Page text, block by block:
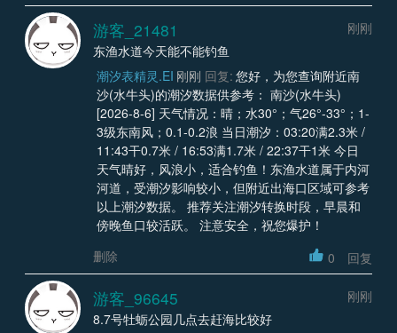
游客_21481
刚刚
东渔水道今天能不能钓鱼
潮汐表精灵.EI 刚刚 回复: 您好，为您查询附近南
沙(水牛头)的潮汐数据供参考： 南沙(水牛头)
[2026-8-6] 天气情况：晴；水30°；气26°-33°；1-
3级东南风；0.1-0.2浪 当日潮汐：03:20满2.3米 /
11:43干0.7米 / 16:53满1.7米 / 22:37干1米 今日
天气晴好，风浪小，适合钓鱼！东渔水道属于内河
河道，受潮汐影响较小，但附近出海口区域可参考
以上潮汐数据。 推荐关注潮汐转换时段，早晨和
傍晚鱼口较活跃。 注意安全，祝您爆护！
删除
0 回复
游客_96645
刚刚
8.7号牡蛎公园几点去赶海比较好